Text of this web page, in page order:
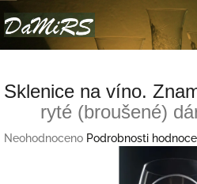
na
obsah
Sklenice na víno.
ryté (broušené)
Průměrné
Neohodnoceno Podrobnosti